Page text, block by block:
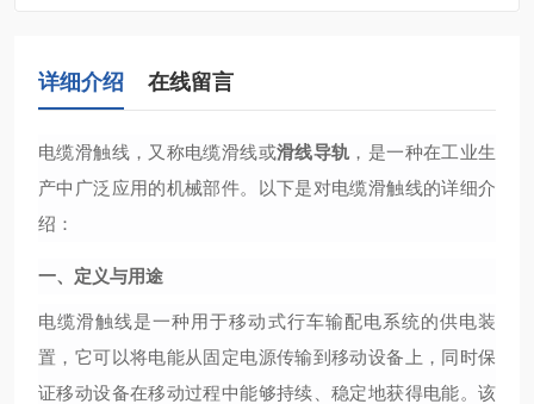
详细介绍 在线留言
电缆滑触线，又称电缆滑线或滑线导轨 ，是一种在工业生
产中广泛应用的机械部件。以下是对电缆滑触线的详细介
绍：
一、定义与用途
电缆滑触线是一种用于移动式行车输配电系统的供电装
置，它可以将电能从固定电源传输到移动设备上，同时保
证移动设备在移动过程中能够持续、稳定地获得电能。该